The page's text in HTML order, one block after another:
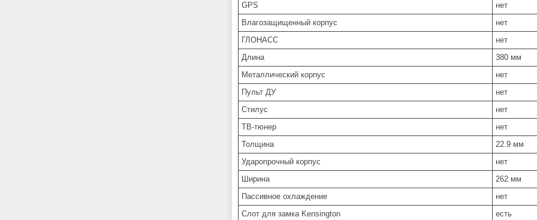
GPS
нет
Влагозащищенный корпус
нет
ГЛОНАСС
нет
Длина
380 мм
Металлический корпус
нет
Пульт ДУ
нет
Стилус
нет
ТВ-тюнер
нет
Толщина
22.9 мм
Ударопрочный корпус
нет
Ширина
262 мм
Пассивное охлаждение
нет
Слот для замка Kensington
есть